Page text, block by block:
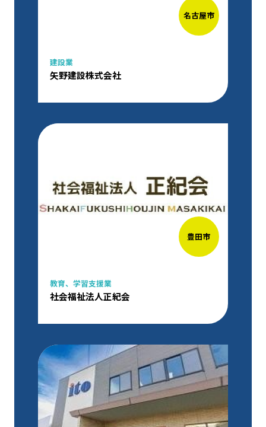
名古屋市
建設業
矢野建設株式会社
豊田市
教育、学習支援業
社会福祉法人正紀会